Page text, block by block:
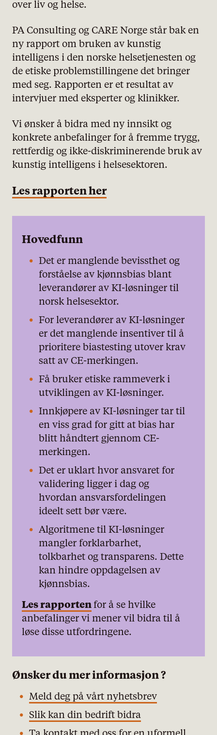
over liv og helse.
PA Consulting og CARE Norge står bak en
ny rapport om bruken av kunstig
intelligens i den norske helsetjenesten og
de etiske problemstillingene det bringer
med seg. Rapporten er et resultat av
intervjuer med eksperter og klinikker.
Vi ønsker å bidra med ny innsikt og
konkrete anbefalinger for å fremme trygg,
rettferdig og ikke-diskriminerende bruk av
kunstig intelligens i helsesektoren.
Les rapporten her
Hovedfunn
Det er manglende bevissthet og
forståelse av kjønnsbias blant
leverandører av KI-løsninger til
norsk helsesektor.
For leverandører av KI-løsninger
er det manglende insentiver til å
prioritere biastesting utover krav
satt av CE-merkingen.
Få bruker etiske rammeverk i
utviklingen av KI-løsninger.
Innkjøpere av KI-løsninger tar til
en viss grad for gitt at bias har
blitt håndtert gjennom CE-
merkingen.
Det er uklart hvor ansvaret for
validering ligger i dag og
hvordan ansvarsfordelingen
ideelt sett bør være.
Algoritmene til KI-løsninger
mangler forklarbarhet,
tolkbarhet og transparens. Dette
kan hindre oppdagelsen av
kjønnsbias.
Les rapporten for å se hvilke
anbefalinger vi mener vil bidra til å
løse disse utfordringene.
Ønsker du mer informasjon ?
Meld deg på vårt nyhetsbrev
Slik kan din bedrift bidra